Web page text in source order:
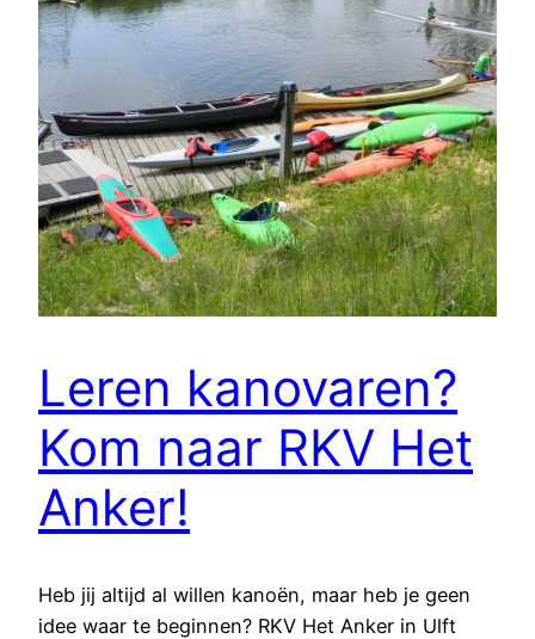
Leren kanovaren?
Kom naar RKV Het
Anker!
Heb jij altijd al willen kanoën, maar heb je geen
idee waar te beginnen? RKV Het Anker in Ulft